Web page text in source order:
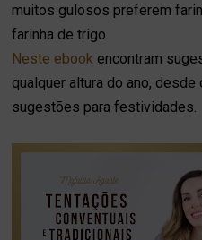
muitos gulosos preferem
farinha de trigo.
Neste ebook encontram
qualquer altura do ano,
sugestões para festividades.